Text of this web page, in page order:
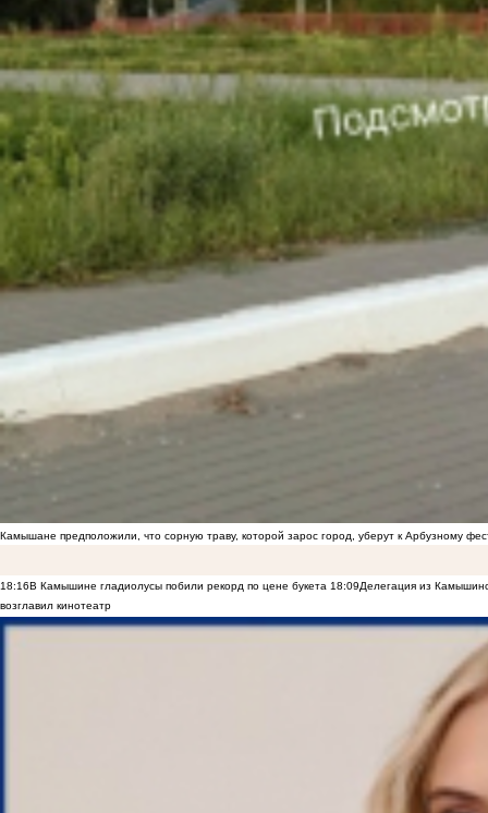
Камышане предположили, что сорную траву, которой зарос город, уберут к Арбузному
18:16В Камышине гладиолусы побили рекорд по цене букета 18:09Делегация из
возглавил кинотеатр